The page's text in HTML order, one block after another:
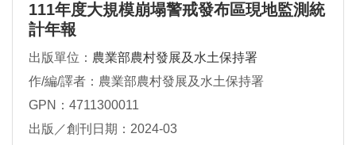
111年度大規模崩塌警戒發布區現地監測統
計年報
出版單位： 農業部農村發展及水土保持署
作/編/譯者：農業部農村發展及水土保持署
GPN：4711300011
出版／創刊日期：2024-03